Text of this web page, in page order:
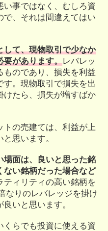
い事ではなく、むしろ資
、それは間違えてはい
して、現物取引で少なか
要があります。レバレッ
ものであり、損失を利益
。現物取引で損失を出
けたら、損失が増すばか
の売建ては、利益が上
思います。
場面は、良いと思った銘
ない銘柄だった場合など
ティリティの高い銘柄を
なりのレバレッジを掛け
いと思います。
くらでも投資に使える資